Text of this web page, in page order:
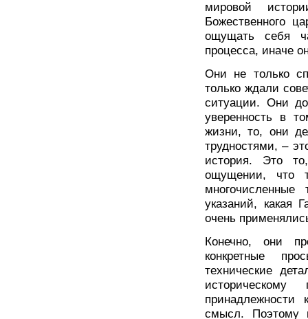
мировой
Божественного
ощущать себя
процесса, иначе
Они не только
только ждали
ситуации. Они
уверенность в
жизни, то, они
трудностями, –
история. Это
ощущении, что
указаний, какая
очень
Конечно, они
конкретные
технические
принадлежности
смысл. Поэтому